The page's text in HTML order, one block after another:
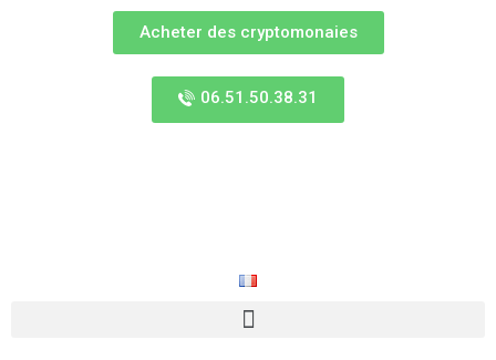
Acheter des cryptomonaies
06.51.50.38.31